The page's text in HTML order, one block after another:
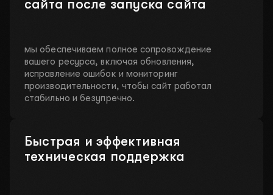
сайта после запуска сайта
мы обеспечиваем полное сопровождение
вашего ресурса, включая обновления,
исправление ошибок и мониторинг
производительности, чтобы сайт работал
стабильно и безупречно.
Быстрая и эффективная
техническая поддержка